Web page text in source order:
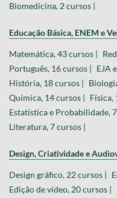
Biomedicina, 2 cursos |
Educação Básica, ENEM e
Matemática, 43 cursos |
Português, 16 cursos |
EJA
História, 18 cursos |
Química, 14 cursos |
Física,
Estatística e Probabilidade, 7
Literatura, 7 cursos |
Design, Criatividade e
Design gráfico, 22 cursos |
Edição de vídeo, 20 cursos |